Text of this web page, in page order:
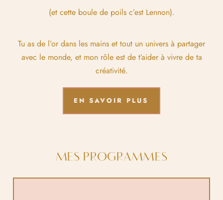
(et cette boule de poils c’est Lennon).
Tu as de l’or dans les mains et tout un univers à partager
avec le monde, et mon rôle est de t’aider à vivre de ta
créativité.
EN SAVOIR PLUS
MES PROGRAMMES